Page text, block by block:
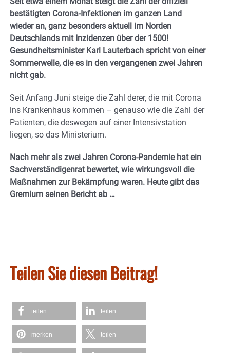
bestätigten Corona-Infektionen im ganzen Land
wieder an, ganz besonders aktuell im Norden
Deutschlands mit Inzidenzen über der 1500!
Gesundheitsminister Karl Lauterbach spricht von einer
Sommerwelle, die es in den vergangenen zwei Jahren
nicht gab.
Seit Anfang Juni steige die Zahl derer, die mit Corona
ins Krankenhaus kommen – genauso wie die Zahl der
Patienten, die deswegen auf einer Intensivstation
liegen, so das Ministerium.
Nach mehr als zwei Jahren Corona-Pandemie hat ein
Sachverständigenrat bewertet, wie wirkungsvoll die
Maßnahmen zur Bekämpfung waren. Heute gibt das
Gremium seinen Bericht ab …
Teilen Sie diesen Beitrag!
teilen teilen
merken teilen